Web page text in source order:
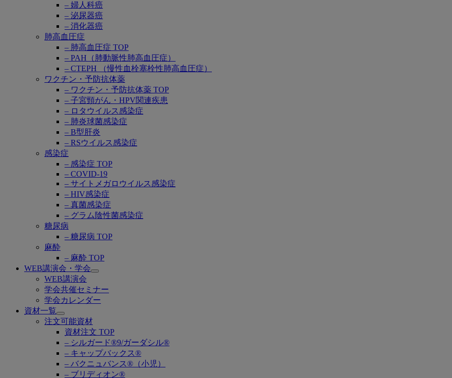
– 婦人科癌
– 泌尿器癌
– 消化器癌
肺高血圧症
– 肺高血圧症 TOP
– PAH（肺動脈性肺高血圧症）
– CTEPH （慢性血栓塞栓性肺高血圧症）
ワクチン・予防抗体薬
– ワクチン・予防抗体薬 TOP
– 子宮頸がん・HPV関連疾患
– ロタウイルス感染症
– 肺炎球菌感染症
– B型肝炎
– RSウイルス感染症
感染症
– 感染症 TOP
– COVID-19
– サイトメガロウイルス感染症
– HIV感染症
– 真菌感染症
– グラム陰性菌感染症
糖尿病
– 糖尿病 TOP
麻酔
– 麻酔 TOP
WEB講演会・学会
Open
WEB講演会
学会共催セミナー
学会カレンダー
資材一覧
Open
submenu
注文可能資材
資材注文 TOP
– シルガード®9/ガーダシル®
– キャップバックス®
– バクニュバンス®（小児）
– ブリディオン®